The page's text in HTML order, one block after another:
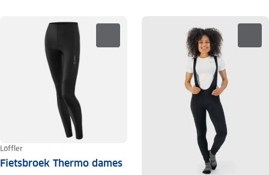
Löffler
Fietsbroek Thermo dames